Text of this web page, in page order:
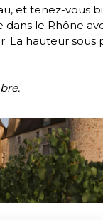
, et tenez-vous
dans le Rhône
La hauteur sous